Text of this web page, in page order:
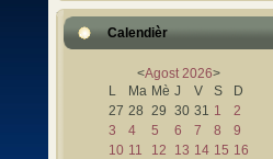
Calendièr
<Agost 2026>
L
Ma Mè J V S
D
27 28 29 30 31 1
2
3
4 5 6 7 8
9
10 11 12 13 14 15 16